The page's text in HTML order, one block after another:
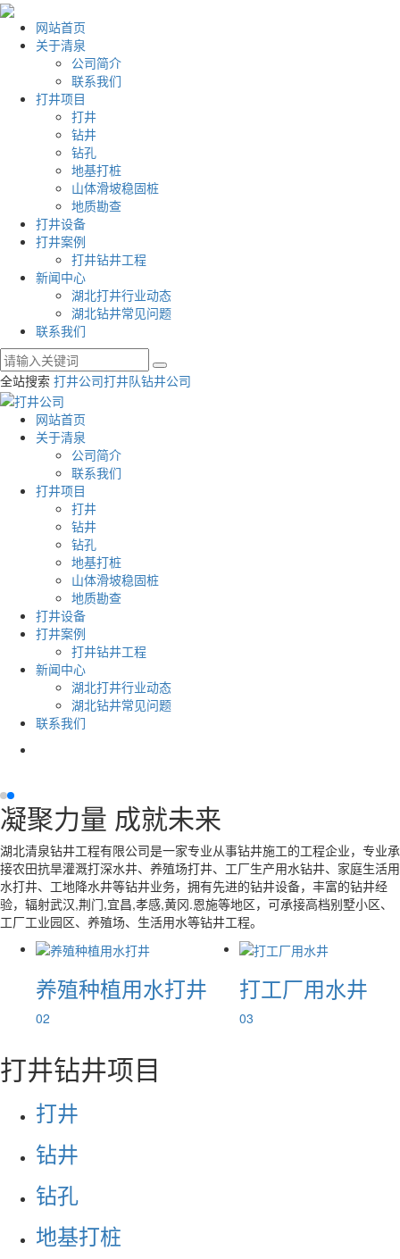
网站首页
关于清泉
公司简介
联系我们
打井项目
打井
钻井
钻孔
地基打桩
山体滑坡稳固桩
地质勘查
打井设备
打井案例
打井钻井工程
新闻中心
湖北打井行业动态
湖北钻井常见问题
联系我们
全站搜索 打井公司打井队钻井公司
网站首页
关于清泉
公司简介
联系我们
打井项目
打井
钻井
钻孔
地基打桩
山体滑坡稳固桩
地质勘查
打井设备
打井案例
打井钻井工程
新闻中心
湖北打井行业动态
湖北钻井常见问题
联系我们
凝聚力量 成就未来
湖北清泉钻井工程有限公司是一家专业从事钻井施工的工程企业，专业承
接农田抗旱灌溉打深水井、养殖场打井、工厂生产用水钻井、家庭生活用
水打井、工地降水井等钻井业务，拥有先进的钻井设备，丰富的钻井经
验，辐射武汉,荆门,宜昌,孝感,黄冈.恩施等地区，可承接高档别墅小区、
工厂工业园区、养殖场、生活用水等钻井工程。
养殖种植用水打井
02
打工厂用水井
03
打井钻井项目
打井
钻井
钻孔
地基打桩